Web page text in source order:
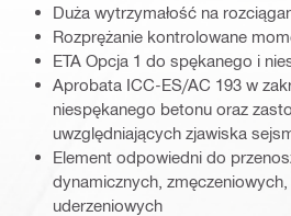
Duża wytrzymałość na
Rozprężanie kontrolowane
ETA Opcja 1 do spękanego i
Aprobata ICC-ES/AC 193 w
niespękanego betonu oraz
uwzględniających zjawiska
Element odpowiedni do
dynamicznych,
uderzeniowych